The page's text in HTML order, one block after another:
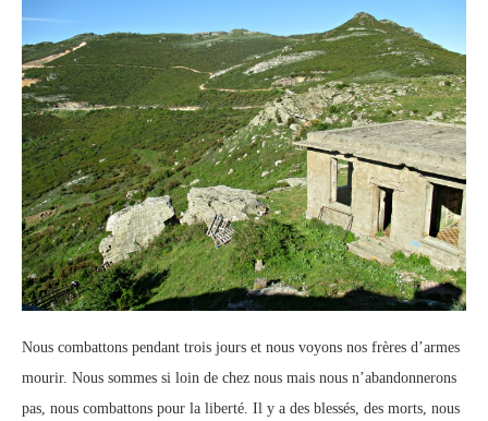
Nous combattons pendant trois jours et nous voyons nos frères d’armes
mourir. Nous sommes si loin de chez nous mais nous n’abandonnerons
pas, nous combattons pour la liberté. Il y a des blessés, des morts, nous